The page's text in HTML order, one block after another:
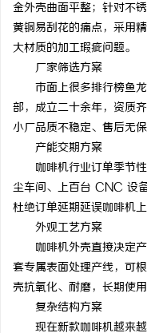
金外壳曲面平整；针对不
黄铜易刮花的痛点，采用
大材质的加工瑕疵问题。
厂家筛选方案
市面上很多排行榜鱼
部，成立二十余年，资质
小厂品质不稳定、售后无
产能交期方案
咖啡机行业订单季节
尘车间、上百台 CNC 设
杜绝订单延期延误咖啡机
外观工艺方案
咖啡机外壳直接决定
套专属表面处理产线，可
壳抗氧化、耐磨，长期使
复杂结构方案
现在新款咖啡机越来